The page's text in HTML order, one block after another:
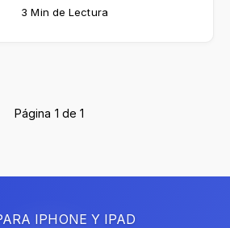
3 Min de Lectura
Página 1 de 1
IPHONE Y IPAD